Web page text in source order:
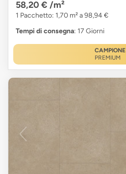
58,20 € /m²
1 Pacchetto: 1,70 m² a 98,94 €
Tempi di consegna: 17 Giorni
CAMPIONE
PREMIUM